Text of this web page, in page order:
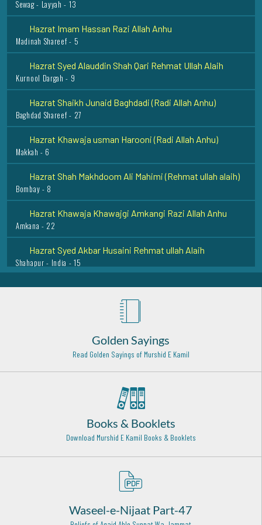
Hazrat Imam Hassan Razi Allah Anhu
Madinah Shareef - 5
Hazrat Syed Alauddin Shah Qari Rehmat Ullah Alaih
Kurnool Dargah - 9
Hazrat Shaikh Junaid Baghdadi (Radi Allah Anhu)
Baghdad Shareef - 27
Hazrat Khawaja usman Harooni (Radi Allah Anhu)
Makkah - 6
Hazrat Shah Makhdoom Ali Mahimi (Rehmat ullah alaih)
Bombay - 8
Hazrat Khawaja Khawajgi Amkangi Razi Allah Anhu
Amkana - 22
Hazrat Syed Akbar Husaini Rehmat ullah Alaih
Shahapur - India - 15
Hazrat Salahudeen Ayubi (Rehmat ullah alaih)
Hazrat Abu Bakar Siddique (Razi Allah Anhu)
Hazrat Imam Muhammad Baqir Rehmat Ullah Alaih
Hazrat Syed Ibrahim Irji Rehmat ullah alaih
Hazrat Khwaja Abul Qaasim Gurgani Rehmat Ullah Alaih
Golden Sayings
Read Golden Sayings of Murshid E Kamil
Books & Booklets
Download Murshid E Kamil Books & Booklets
Waseel-e-Nijaat Part-47